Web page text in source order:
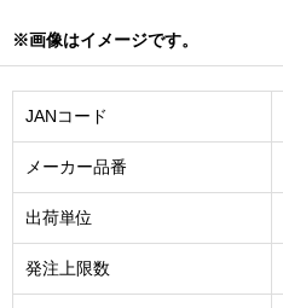
※画像はイメージです。
JANコード
メーカー品番
出荷単位
発注上限数